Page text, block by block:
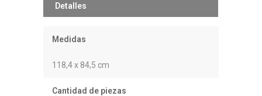
Detalles
Medidas
118,4 x 84,5 cm
Cantidad de piezas